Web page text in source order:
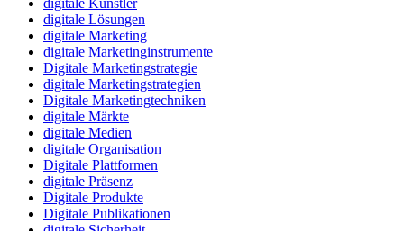
digitale Künstler
digitale Lösungen
digitale Marketing
digitale Marketinginstrumente
Digitale Marketingstrategie
digitale Marketingstrategien
Digitale Marketingtechniken
digitale Märkte
digitale Medien
digitale Organisation
Digitale Plattformen
digitale Präsenz
Digitale Produkte
Digitale Publikationen